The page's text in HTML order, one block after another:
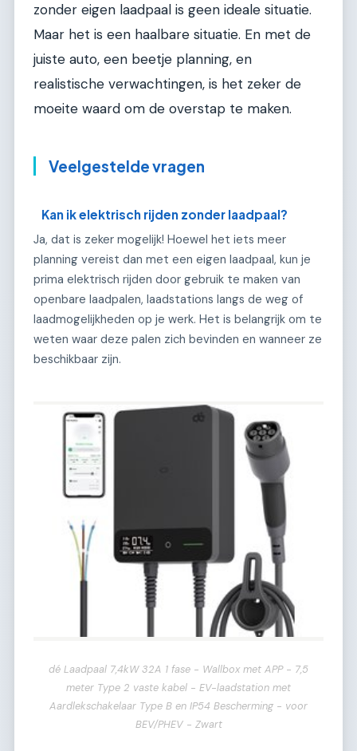
zonder eigen laadpaal is geen ideale situatie.
Maar het is een haalbare situatie. En met de
juiste auto, een beetje planning, en
realistische verwachtingen, is het zeker de
moeite waard om de overstap te maken.
Veelgestelde vragen
Kan ik elektrisch rijden zonder laadpaal?
Ja, dat is zeker mogelijk! Hoewel het iets meer
planning vereist dan met een eigen laadpaal, kun je
prima elektrisch rijden door gebruik te maken van
openbare laadpalen, laadstations langs de weg of
laadmogelijkheden op je werk. Het is belangrijk om te
weten waar deze palen zich bevinden en wanneer ze
beschikbaar zijn.
dé Laadpaal 7,4kW 32A 1 fase - Wallbox met APP - 7,5
meter Type 2 vaste kabel - EV-laadstation met
Aardlekschakelaar Type B en IP54 Bescherming - voor
BEV/PHEV - Zwart